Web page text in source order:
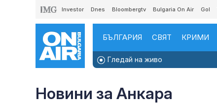
Investor Dnes Bloombergtv Bulgaria On Air Gol
БЪЛГАРИЯ СВЯТ КРИМИ
Гледай на живо
Новини за Анкара